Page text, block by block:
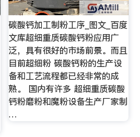
碳酸钙加工制粉工序_图文_百度
文库超细重质碳酸钙粉应用广
泛，具有很好的市场前景。而且
目前超细粉 碳酸钙粉的生产设
备和工艺流程都已经非常的成
熟。 国内有许多 超细重质碳酸
钙粉磨粉和魔粉设备生产厂家制
…